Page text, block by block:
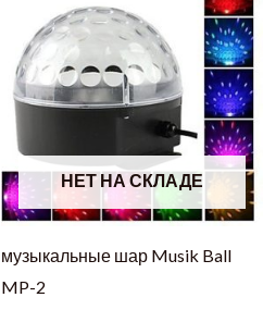
НЕТ НА СКЛАДЕ
музыкальные шар Musik Ball
MP-2